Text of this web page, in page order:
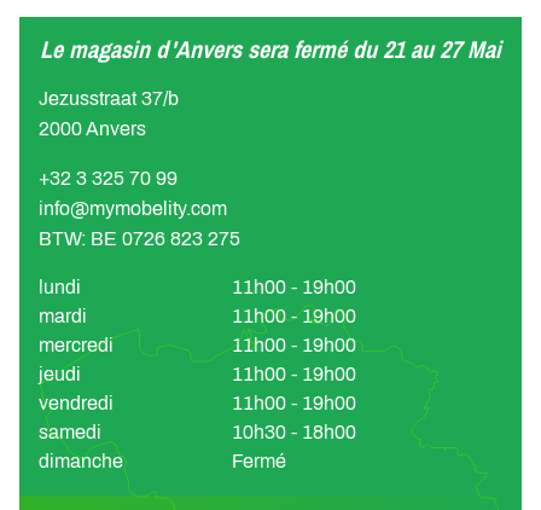
Le magasin d'Anvers sera fermé du 21 au 27 Mai
Jezusstraat 37/b
2000 Anvers
+32 3 325 70 99
info@mymobelity.com
BTW: BE 0726 823 275
lundi
11h00 - 19h00
mardi
11h00 - 19h00
mercredi
11h00 - 19h00
jeudi
11h00 - 19h00
vendredi
11h00 - 19h00
samedi
10h30 - 18h00
dimanche
Fermé